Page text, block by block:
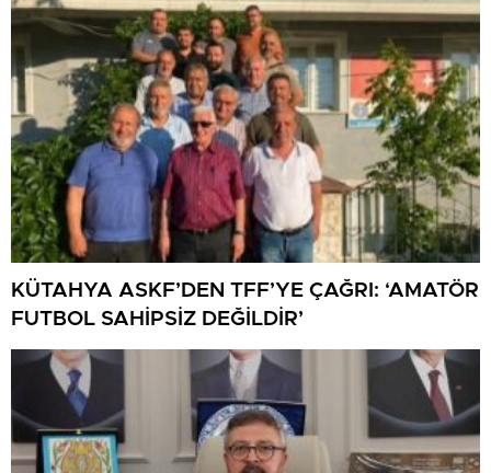
KÜTAHYA ASKF’DEN TFF’YE ÇAĞRI: ‘AMATÖR
FUTBOL SAHİPSİZ DEĞİLDİR’